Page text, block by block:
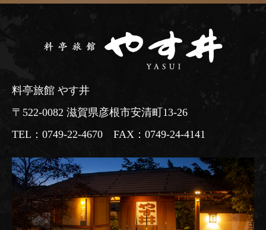
料亭旅館 やす井
〒522-0082 滋賀県彦根市安清町13-26
TEL：0749-22-4670 FAX：0749-24-4141